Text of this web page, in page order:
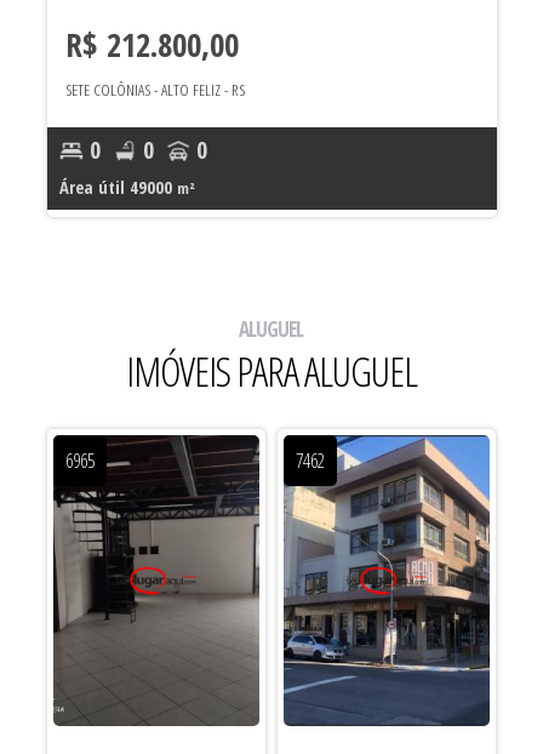
R$ 212.800,00
SETE COLÔNIAS - ALTO FELIZ - RS
0 0 0
Área útil 49000 m²
ALUGUEL
IMÓVEIS PARA ALUGUEL
6965 7462